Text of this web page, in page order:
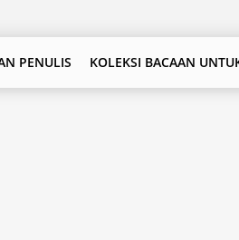
PENULIS KOLEKSI BACAAN